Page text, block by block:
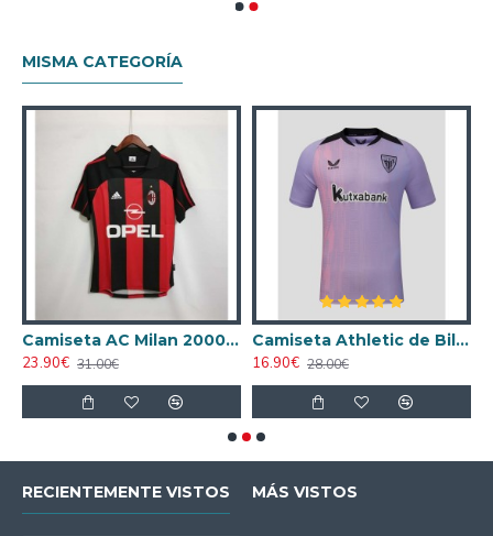
MISMA CATEGORÍA
Camiseta AC Milan 2000/2001 Local Retro
23.90€ 31.00€
Camiseta Athletic de Bilbao 2024/2025 Alternativo
16.90€ 28.00€
RECIENTEMENTE VISTOS MÁS VISTOS